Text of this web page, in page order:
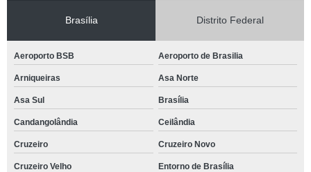
Brasília Distrito Federal
Aeroporto BSB Aeroporto de Brasilia
Arniqueiras Asa Norte
Asa Sul Brasília
Candangolândia Ceilândia
Cruzeiro Cruzeiro Novo
Cruzeiro Velho Entorno de Brasília